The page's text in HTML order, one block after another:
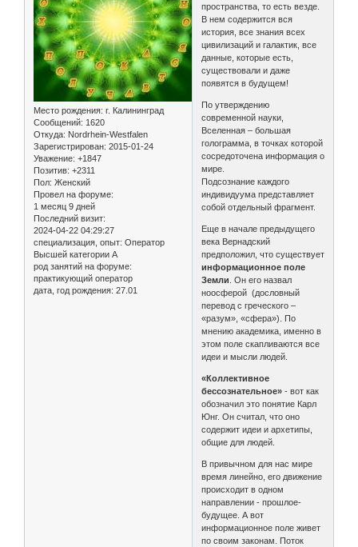
Место рождения: г. Калининград
Сообщений: 1620
Откуда: Nordrhein-Westfalen
Зарегистрирован: 2015-01-24
Уважение: +1847
Позитив: +2311
Пол: Женский
Провел на форуме:
1 месяц 9 дней
Последний визит:
2024-04-22 04:29:27
специализация, опыт: Оператор
Высшей категории А
род занятий на форуме:
практикующий оператор
дата, год рождения: 27.01
пространства, то есть везде.
В нем содержится вся
история, все знания всех
цивилизаций и галактик, все
данные, которые есть,
существовали и даже
появятся в будущем!
По утверждению
современной науки,
Вселенная – большая
голограмма, в точках которой
сосредоточена информация о
мире.
Подсознание каждого
индивидуума представляет
собой отдельный фрагмент.
Еще в начале предыдущего
века Вернадский
предположил, что существует
информационное поле
Земли . Он его назвал
ноосферой (дословный
перевод с греческого –
«разум», «сфера»). По
мнению академика, именно в
этом поле скапливаются все
идеи и мысли людей.
«Коллективное
бессознательное» - вот как
обозначил это понятие Карл
Юнг. Он считал, что оно
содержит идеи и архетипы,
общие для людей.
В привычном для нас мире
время линейно, его движение
происходит в одном
направлении - прошлое-
будущее. А вот
информационное поле живет
по своим законам. Поток